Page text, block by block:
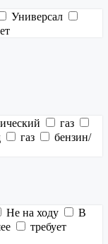
Универсал
газ
газ
бензин/
Не на ходу
В
требует